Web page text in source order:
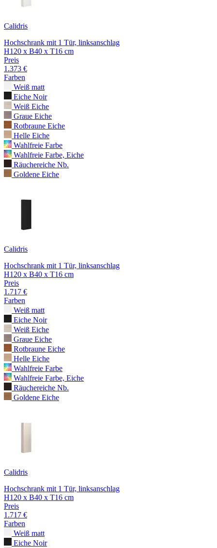
Calidris
Hochschrank mit 1 Tür, linksanschlag
H120 x B40 x T16 cm
Preis
1.373 €
Farben
Weiß matt
Eiche Noir
Weiß Eiche
Graue Eiche
Rotbraune Eiche
Helle Eiche
Wahlfreie Farbe
Wahlfreie Farbe, Eiche
Räuchereiche Nb.
Goldene Eiche
Calidris
Hochschrank mit 1 Tür, linksanschlag
H120 x B40 x T16 cm
Preis
1.717 €
Farben
Weiß matt
Eiche Noir
Weiß Eiche
Graue Eiche
Rotbraune Eiche
Helle Eiche
Wahlfreie Farbe
Wahlfreie Farbe, Eiche
Räuchereiche Nb.
Goldene Eiche
Calidris
Hochschrank mit 1 Tür, linksanschlag
H120 x B40 x T16 cm
Preis
1.717 €
Farben
Weiß matt
Eiche Noir